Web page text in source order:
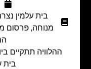
בית עלמין
מנוחה, פרסום
בית